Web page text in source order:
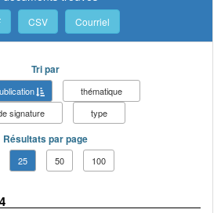
CSV Courriel
Tri par
thématique
signature
type
Résultats par page
25 50 100